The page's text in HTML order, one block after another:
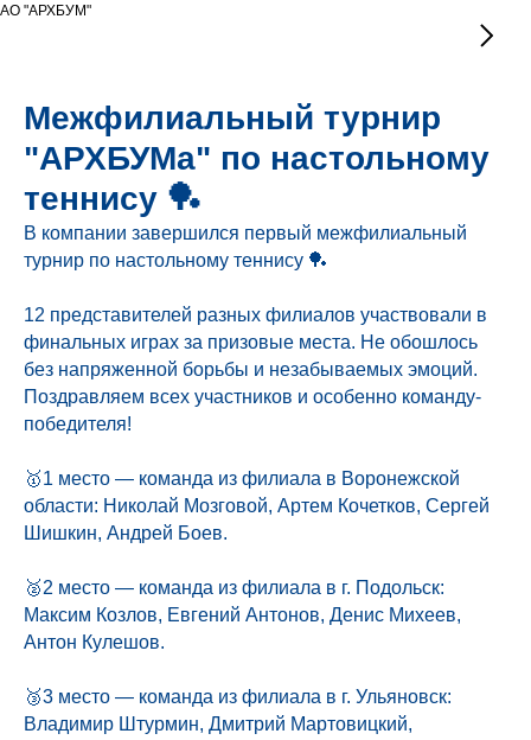
АО "АРХБУМ"
Межфилиальный турнир
"АРХБУМа" по настольному
теннису 🏓
В компании завершился первый межфилиальный
турнир по настольному теннису 🏓
12 представителей разных филиалов участвовали в
финальных играх за призовые места. Не обошлось
без напряженной борьбы и незабываемых эмоций.
Поздравляем всех участников и особенно команду-
победителя!
🥇1 место — команда из филиала в Воронежской
области: Николай Мозговой, Артем Кочетков, Сергей
Шишкин, Андрей Боев.
🥈2 место — команда из филиала в г. Подольск:
Максим Козлов, Евгений Антонов, Денис Михеев,
Антон Кулешов.
🥉3 место — команда из филиала в г. Ульяновск:
Владимир Штурмин, Дмитрий Мартовицкий,